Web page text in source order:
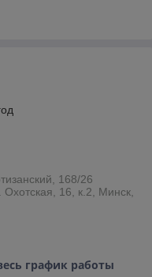
168/26
16, к.2, Минск,
график работы